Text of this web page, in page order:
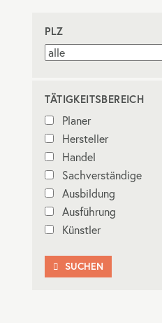
PLZ
TÄTIGKEITSBEREICH
Planer
Hersteller
Handel
Sachverständige
Ausbildung
Ausführung
Künstler
 SUCHEN